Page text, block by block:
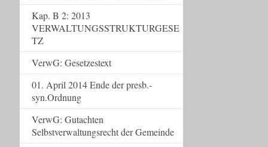
Kap. B 2: 2013
VERWALTUNGSSTRUKTURGESE
TZ
VerwG: Gesetzestext
01. April 2014 Ende der presb.-
syn.Ordnung
VerwG: Gutachten
Selbstverwaltungsrecht der Gemeinde